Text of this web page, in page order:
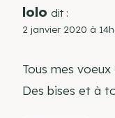
lolo dit :
2 janvier 2020 à
Tous mes
Des bises et à